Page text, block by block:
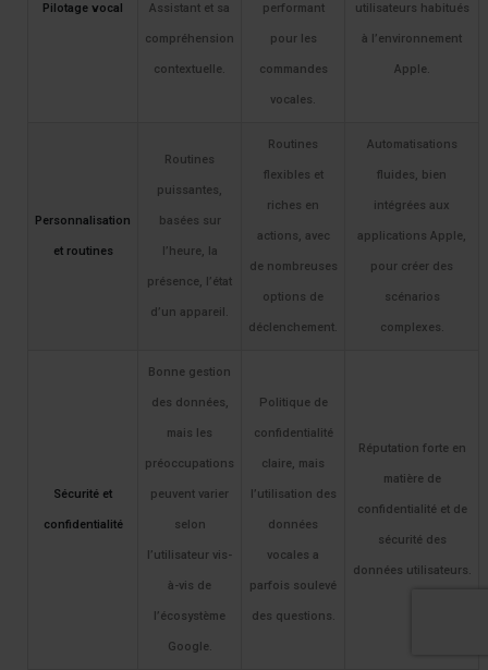
Pilotage vocal Assistant et sa
compréhension
contextuelle.
performant
pour les
commandes
vocales.
utilisateurs habitués
à l’environnement
Apple.
Personnalisation
et routines
Routines
puissantes,
basées sur
l’heure, la
présence, l’état
d’un appareil.
Routines
flexibles et
riches en
actions, avec
de nombreuses
options de
déclenchement.
Automatisations
fluides, bien
intégrées aux
applications Apple,
pour créer des
scénarios
complexes.
Sécurité et
confidentialité
Bonne gestion
des données,
mais les
préoccupations
peuvent varier
selon
l’utilisateur vis-
à-vis de
l’écosystème
Google.
Politique de
confidentialité
claire, mais
l’utilisation des
données
vocales a
parfois soulevé
des questions.
Réputation forte en
matière de
confidentialité et de
sécurité des
données utilisateurs.